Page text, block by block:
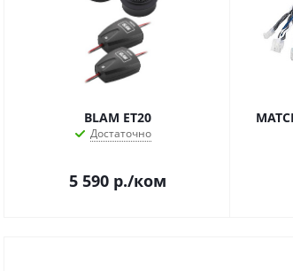
BLAM ET20
Достаточно
5 590р./ком